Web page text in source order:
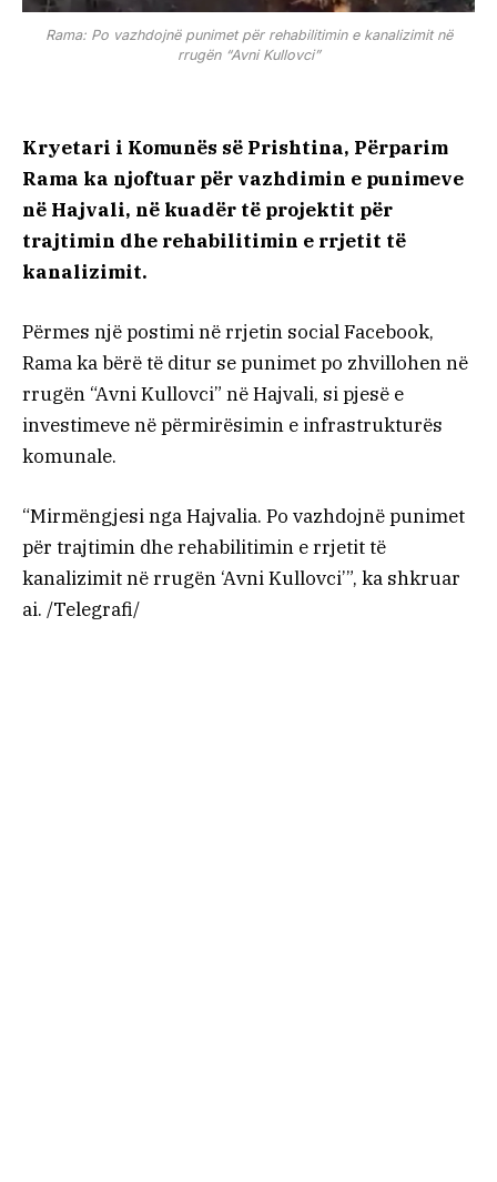
Rama: Po vazhdojnë punimet për rehabilitimin e kanalizimit në
rrugën “Avni Kullovci”
Kryetari i Komunës së Prishtina, Përparim
Rama ka njoftuar për vazhdimin e punimeve
në Hajvali, në kuadër të projektit për
trajtimin dhe rehabilitimin e rrjetit të
kanalizimit.
Përmes një postimi në rrjetin social Facebook,
Rama ka bërë të ditur se punimet po zhvillohen në
rrugën “Avni Kullovci” në Hajvali, si pjesë e
investimeve në përmirësimin e infrastrukturës
komunale.
“Mirmëngjesi nga Hajvalia. Po vazhdojnë punimet
për trajtimin dhe rehabilitimin e rrjetit të
kanalizimit në rrugën ‘Avni Kullovci’”, ka shkruar
ai. /Telegrafi/